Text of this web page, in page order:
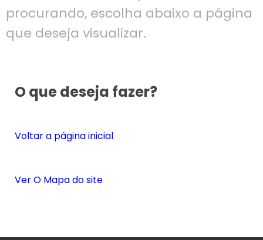
procurando, escolha abaixo a página
que deseja visualizar.
O que deseja fazer?
Voltar a página inicial
Ver O Mapa do site